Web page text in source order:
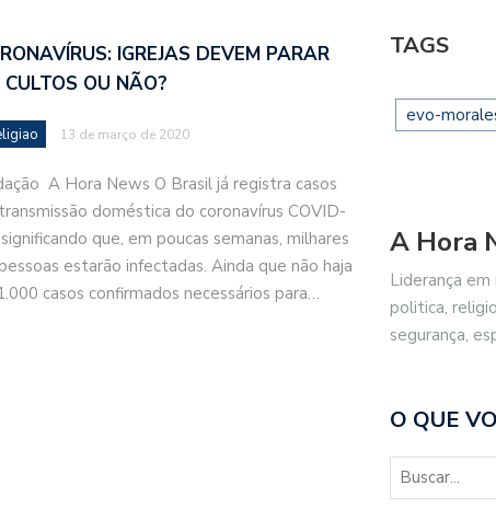
IGREJAS DEVEM PARAR
CULTOS OU NÃO?
13 de março de 2020
A Hora News O Brasil já registra casos
doméstica do coronavírus COVID-
que, em poucas semanas, milhares
estarão infectadas. Ainda que não haja
casos confirmados necessários para…
TAGS
evo-
A Hora
Liderança
politica,
segurança,
O QUE